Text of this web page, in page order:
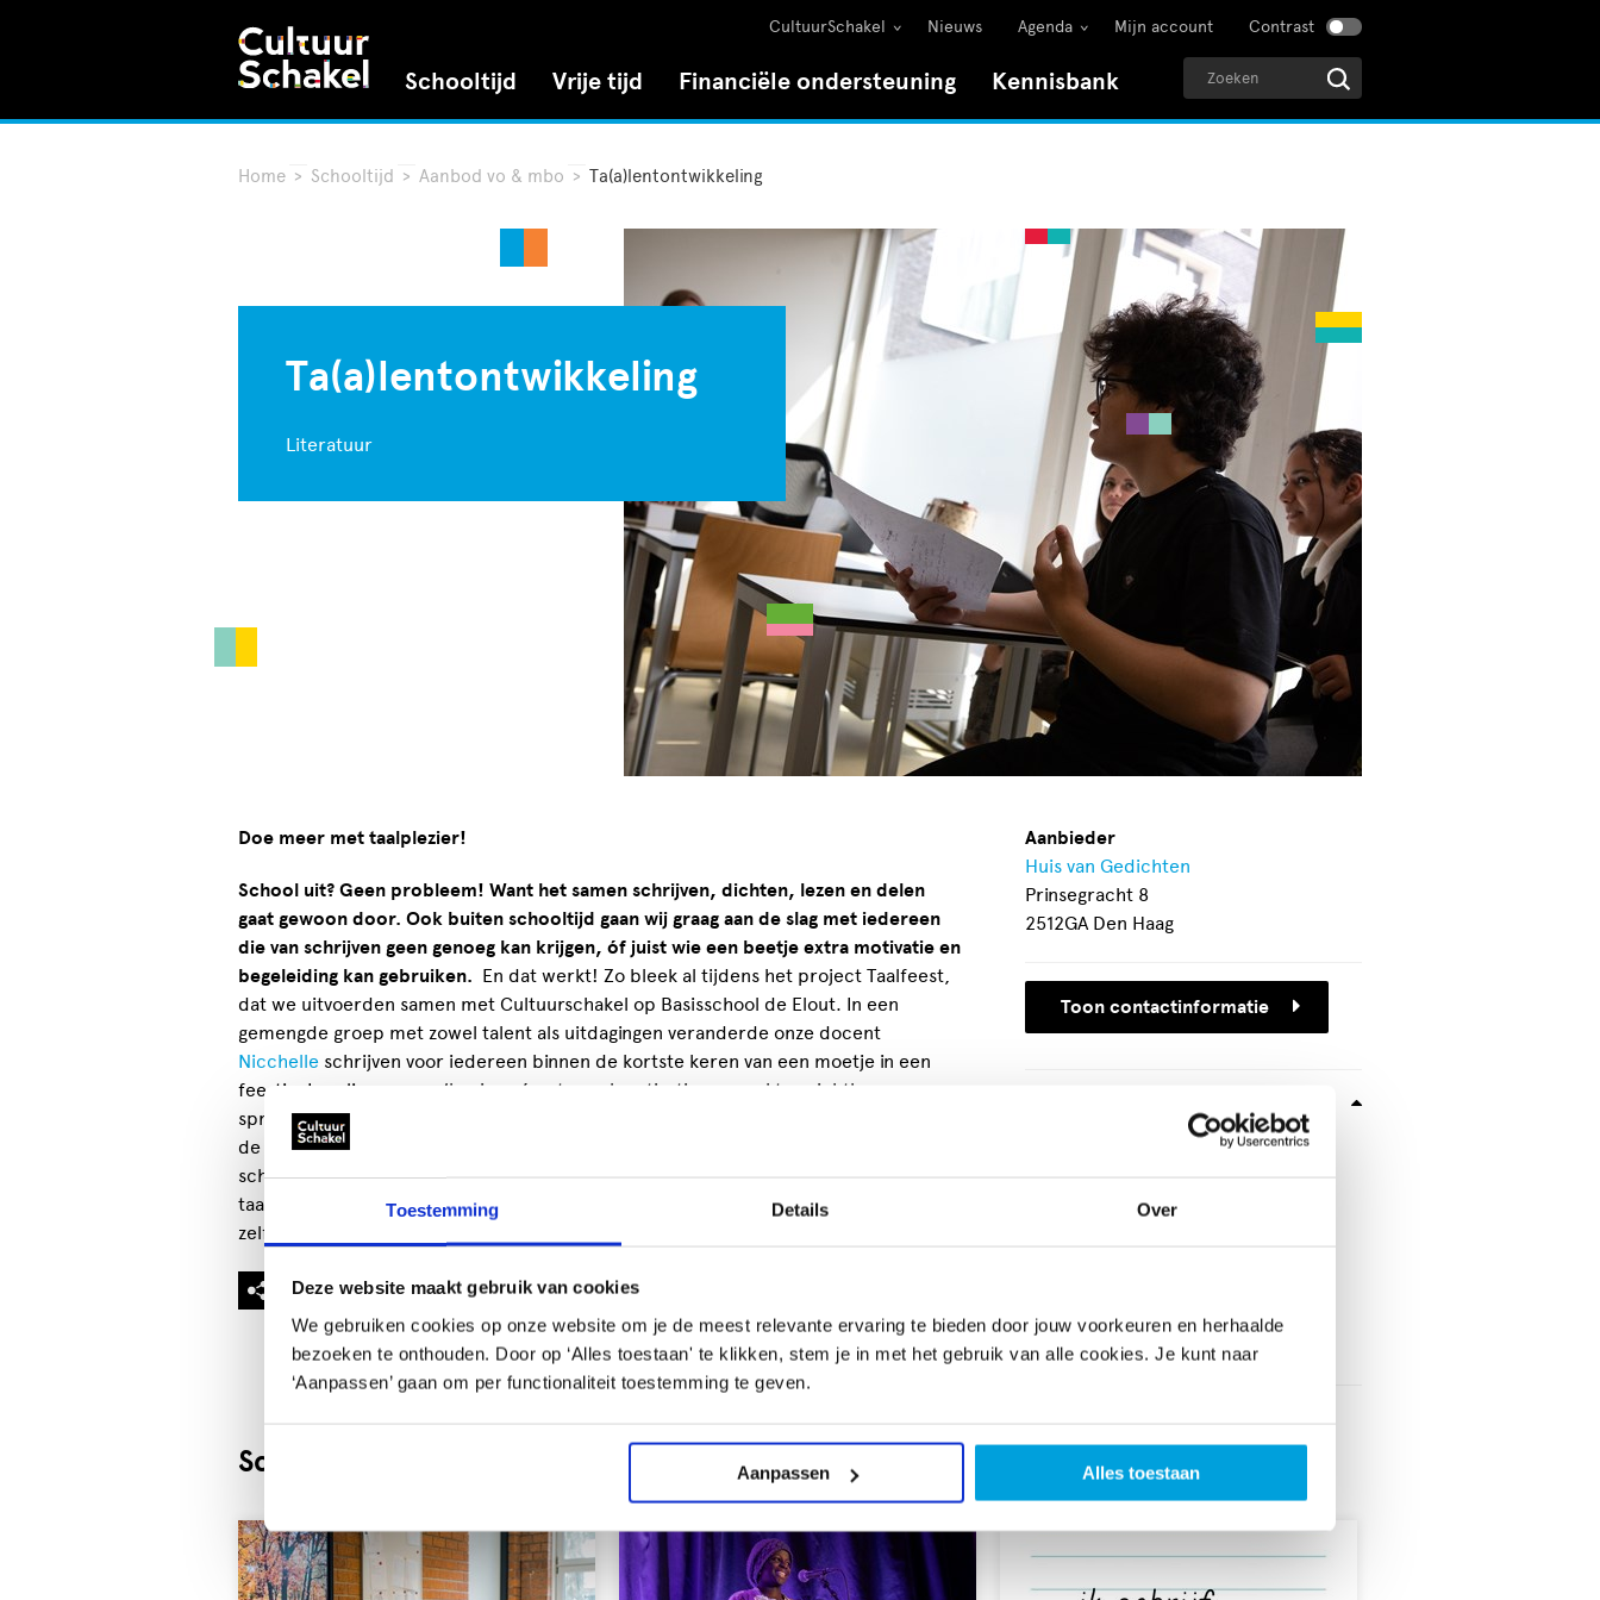
Toestemming Details Over
Deze website maakt gebruik van cookies
We gebruiken cookies op onze website om je de meest relevante ervaring te bieden door jouw voorkeuren en herhaalde
bezoeken te onthouden. Door op ‘Alles toestaan' te klikken, stem je in met het gebruik van alle cookies. Je kunt naar
‘Aanpassen’ gaan om per functionaliteit toestemming te geven.
Aanpassen Alles toestaan
CultuurSchakel Nieuws Agenda Mijn account Contrast
Schooltijd Vrije tijd Financiële ondersteuning Kennisbank
Home > Schooltijd > Aanbod vo & mbo > Ta(a)lentontwikkeling
Ta(a)lentontwikkeling
Literatuur
Doe meer met taalplezier!
School uit? Geen probleem! Want het samen schrijven, dichten, lezen en delen
gaat gewoon door. Ook buiten schooltijd gaan wij graag aan de slag met iedereen
die van schrijven geen genoeg kan krijgen, óf juist wie een beetje extra motivatie en
begeleiding kan gebruiken. En dat werkt! Zo bleek al tijdens het project Taalfeest,
dat we uitvoerden samen met Cultuurschakel op Basisschool de Elout. In een
gemengde groep met zowel talent als uitdagingen veranderde onze docent
Nicchelle schrijven voor iedereen binnen de kortste keren van een moetje in een
feestje. Leerlingen van alle niveau’s zaten vol motivatie en maakten zichtbare
sprongen in hun taalvaardigheid én taalplezier.
de mooie resultaten die we zagen. Ook meer doen met taalplezier buiten
schooltijd? In een reeks op maat voor elke doelgroep werken we aan
taalvaardigheid, creativiteit, presentatievaardigheid, persoonlijke ontwikkeling en
zelfvertrouwen. Meer wensen? Laat het ons weten!
Aanbieder
Huis van Gedichten
Prinsegracht 8
2512GA Den Haag
Toon contactinformatie
op school
Prijs:
€80 p/act
Duur:
60 minuten
voor
Toon groepen
Geschikt
voor
Speciaal
Schooltijdaanbod van Huis van Gedichten